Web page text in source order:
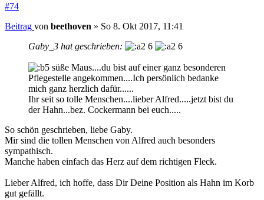
#74
Beitrag von beethoven » So 8. Okt 2017, 11:41
Gaby_3 hat geschrieben:
6 6
süße Maus....du bist auf einer ganz besonderen
Pflegestelle angekommen....Ich persönlich bedanke
mich ganz herzlich dafür......
Ihr seit so tolle Menschen....lieber Alfred.....jetzt bist du
der Hahn...bez. Cockermann bei euch.....
So schön geschrieben, liebe Gaby.
Mir sind die tollen Menschen von Alfred auch besonders
sympathisch.
Manche haben einfach das Herz auf dem richtigen Fleck.
Lieber Alfred, ich hoffe, dass Dir Deine Position als Hahn im Korb
gut gefällt.